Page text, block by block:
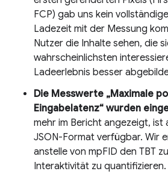
FCP) gab uns kein
Ladezeit mit der Messung
Nutzer die Inhalte sehen, die
wahrscheinlichsten
Ladeerlebnis besser
Die Messwerte „Maximale
Eingabelatenz“ wurden
mehr im Bericht angezeigt, ist
JSON-Format verfügbar. Wir
anstelle von mpFID den TBT
Interaktivität zu quantifizieren.